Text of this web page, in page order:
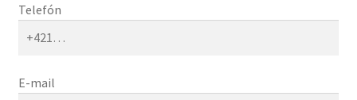
Telefón
E-mail